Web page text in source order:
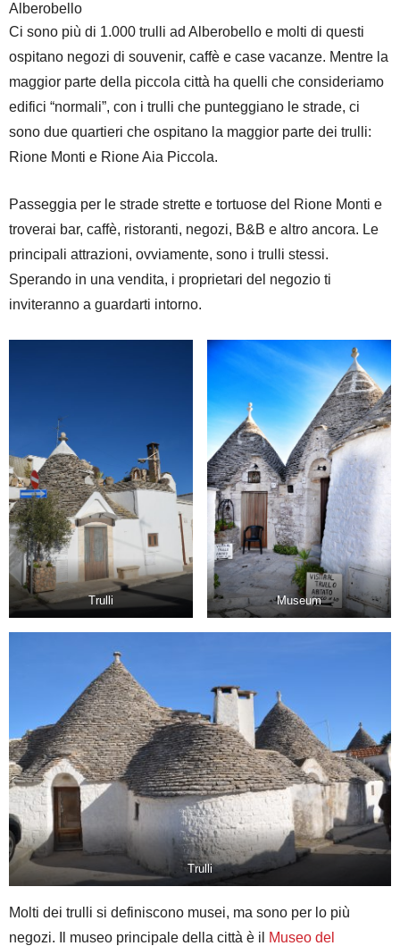
Alberobello
Ci sono più di 1.000 trulli ad Alberobello e molti di questi
ospitano negozi di souvenir, caffè e case vacanze. Mentre la
maggior parte della piccola città ha quelli che consideriamo
edifici “normali”, con i trulli che punteggiano le strade, ci
sono due quartieri che ospitano la maggior parte dei trulli:
Rione Monti e Rione Aia Piccola.
Passeggia per le strade strette e tortuose del Rione Monti e
troverai bar, caffè, ristoranti, negozi, B&B e altro ancora. Le
principali attrazioni, ovviamente, sono i trulli stessi.
Sperando in una vendita, i proprietari del negozio ti
inviteranno a guardarti intorno.
Trulli Museum
Trulli
Molti dei trulli si definiscono musei, ma sono per lo più
negozi. Il museo principale della città è il
Museo del